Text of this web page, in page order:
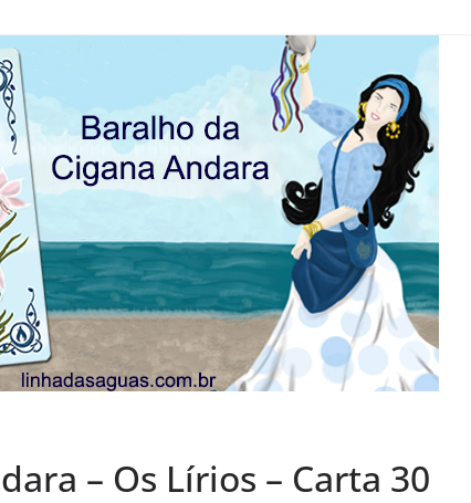
– Os Lírios – Carta 30